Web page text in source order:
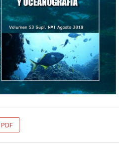
PDF